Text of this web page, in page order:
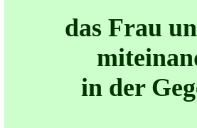
das Frau
in der